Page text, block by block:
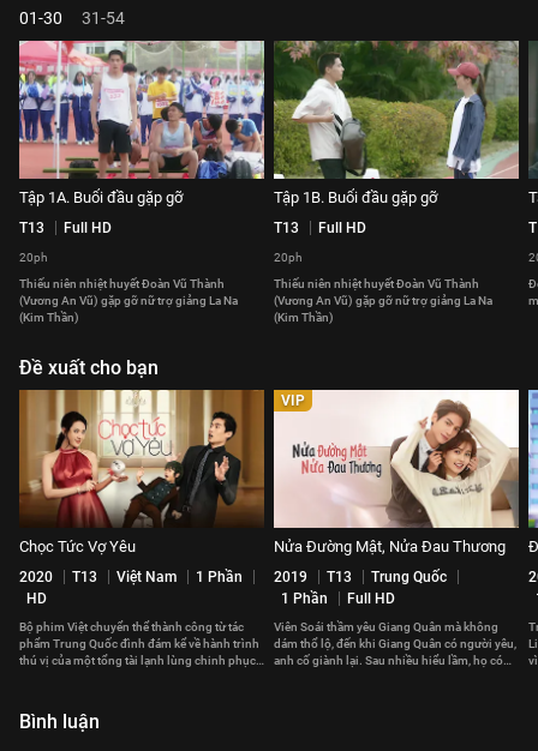
01-30 31-54
Tập 1A. Buổi đầu gặp gỡ
T13 Full HD
20ph
Thiếu niên nhiệt huyết Đoàn Vũ Thành
(Vương An Vũ) gặp gỡ nữ trợ giảng La Na
(Kim Thần)
Tập 1B. Buổi đầu gặp gỡ
T13 Full HD
20ph
Thiếu niên nhiệt huyết Đoàn Vũ Thành
(Vương An Vũ) gặp gỡ nữ trợ giảng La Na
(Kim Thần)
Đề xuất cho bạn
Chọc Tức Vợ Yêu
2020 T13 Việt Nam
1 Phần
HD
Bộ phim Việt chuyển thể thành công từ tác
phẩm Trung Quốc đình đám kể về hành trình
thú vị của một tổng tài lạnh lùng chinh phục
VIP
Nửa Đường Mật, Nửa Đau Thương
2019 T13
Trung Quốc
1 Phần
Full HD
Viên Soái thầm yêu Giang Quân mà không
dám thổ lộ, đến khi Giang Quân có người yêu,
anh cố giành lại. Sau nhiều hiểu lầm, họ có
Bình luận